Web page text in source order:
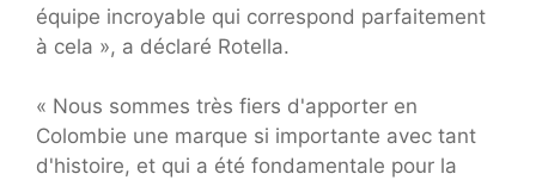
équipe incroyable qui correspond parfaitement
à cela », a déclaré Rotella.
« Nous sommes très fiers d'apporter en
Colombie une marque si importante avec tant
d'histoire, et qui a été fondamentale pour la